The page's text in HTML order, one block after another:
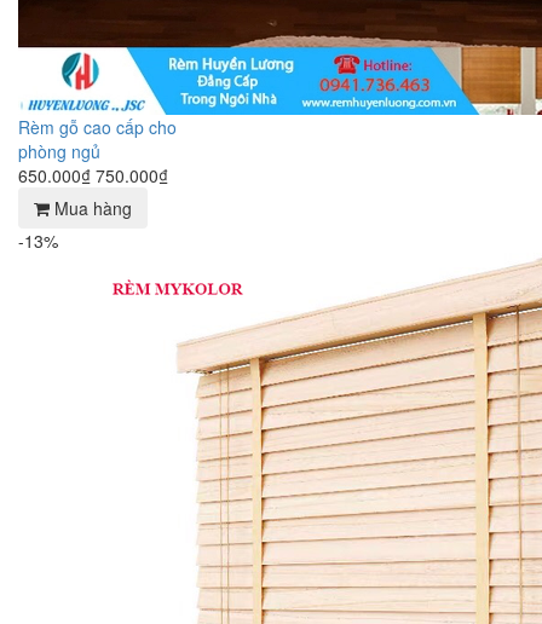
Rèm gỗ cao cấp cho
phòng ngủ
650.000₫ 750.000₫
Mua hàng
-13%